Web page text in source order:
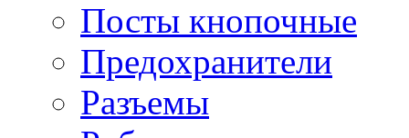
Посты кнопочные
Предохранители
Разъемы